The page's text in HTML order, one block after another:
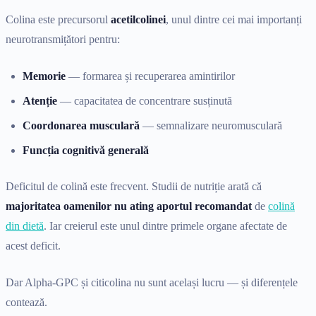
Colina este precursorul acetilcolinei, unul dintre cei mai importanți
neurotransmițători pentru:
Memorie — formarea și recuperarea amintirilor
Atenție — capacitatea de concentrare susținută
Coordonarea musculară — semnalizare neuromusculară
Funcția cognitivă generală
Deficitul de colină este frecvent. Studii de nutriție arată că
majoritatea oamenilor nu ating aportul recomandat de colină
din dietă. Iar creierul este unul dintre primele organe afectate de
acest deficit.
Dar Alpha-GPC și citicolina nu sunt același lucru — și diferențele
contează.